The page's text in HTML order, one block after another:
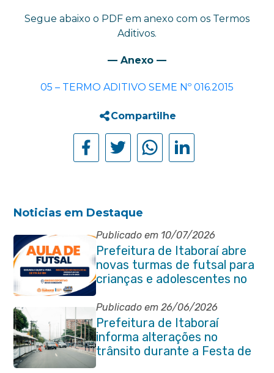
Segue abaixo o PDF em anexo com os Termos
Aditivos.
— Anexo —
05 – TERMO ADITIVO SEME Nº 016.2015
Compartilhe
Noticias em Destaque
Publicado em 10/07/2026
Prefeitura de Itaboraí abre
novas turmas de futsal para
crianças e adolescentes no
Novo Horizonte
Publicado em 26/06/2026
Prefeitura de Itaboraí
informa alterações no
trânsito durante a Festa de
São Pedro Apóstolo